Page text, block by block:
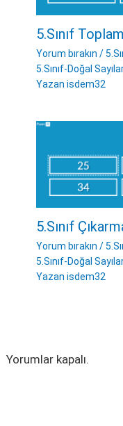
5.Sınıf
Yorum bırakın /
5.Sınıf-Doğal Sayılar
Yazan isdem32
5.Sınıf
Yorum bırakın /
5.Sınıf-Doğal Sayılar
Yazan isdem32
Yorumlar kapalı.